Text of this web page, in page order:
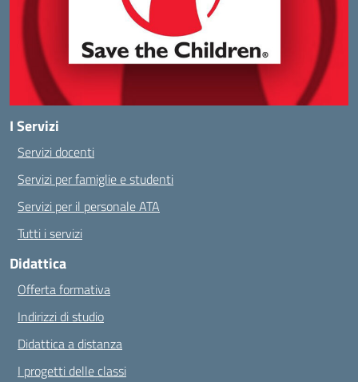
I Servizi
Servizi docenti
Servizi per famiglie e studenti
Servizi per il personale ATA
Tutti i servizi
Didattica
Offerta formativa
Indirizzi di studio
Didattica a distanza
I progetti delle classi